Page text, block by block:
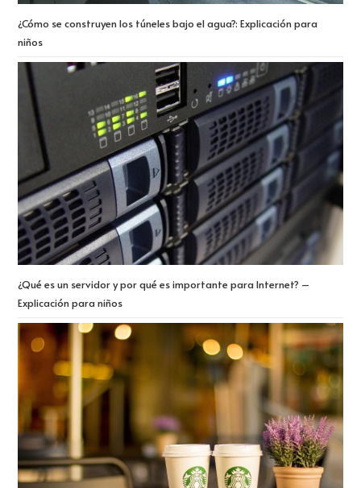
¿Cómo se construyen los túneles bajo el agua?: Explicación para
niños
¿Qué es un servidor y por qué es importante para Internet? –
Explicación para niños